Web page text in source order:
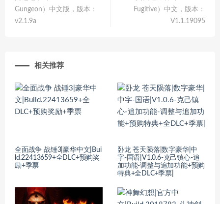
Gungeon）中文版，版本：
v2.1.9a
Fugitive）中文，版本：
V1.1.19095
相关推荐
全面战争 战锤3|豪华中文|Bui
ld.22413659+全DLC+预购奖
励+季票
卧龙 苍天陨落|数字豪华|中
字-国语|V1.0.6-克己镇心-追
加功能-调整与追加功能+预购
特典+全DLC+季票|